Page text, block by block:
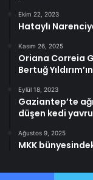
Ekim 22, 2023
Hataylı
Kasım 26, 2025
Oriana Correia
Bertuğ
Eylül 18, 2023
Gaziantep’te
düşen kedi
Ağustos 9, 2025
MKK